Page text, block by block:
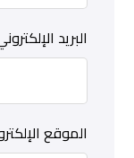
البريد
الموقع